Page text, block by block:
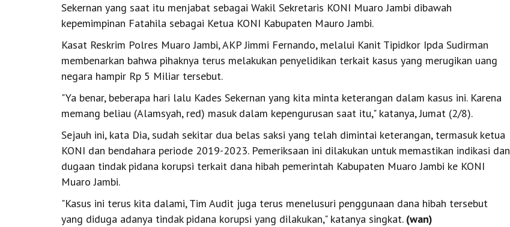
Sekernan yang saat itu menjabat sebagai Wakil Sekretaris KONI Muaro Jambi dibawah
kepemimpinan Fatahila sebagai Ketua KONI Kabupaten Mauro Jambi.
Kasat Reskrim Polres Muaro Jambi, AKP Jimmi Fernando, melalui Kanit Tipidkor Ipda Sudirman
membenarkan bahwa pihaknya terus melakukan penyelidikan terkait kasus yang merugikan uang
negara hampir Rp 5 Miliar tersebut.
"Ya benar, beberapa hari lalu Kades Sekernan yang kita minta keterangan dalam kasus ini. Karena
memang beliau (Alamsyah, red) masuk dalam kepengurusan saat itu," katanya, Jumat (2/8).
Sejauh ini, kata Dia, sudah sekitar dua belas saksi yang telah dimintai keterangan, termasuk ketua
KONI dan bendahara periode 2019-2023. Pemeriksaan ini dilakukan untuk memastikan indikasi dan
dugaan tindak pidana korupsi terkait dana hibah pemerintah Kabupaten Muaro Jambi ke KONI
Muaro Jambi.
"Kasus ini terus kita dalami, Tim Audit juga terus menelusuri penggunaan dana hibah tersebut
yang diduga adanya tindak pidana korupsi yang dilakukan," katanya singkat. (wan)